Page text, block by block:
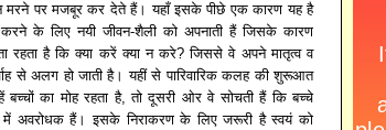
मरने पर मजबूर कर देते हैं। यहाँ इसके पीछे एक कारण यह है
करने के लिए नयी जीवन-शैली को अपनाती हैं जिसके कारण
रहता है कि क्या करें क्या न करे? जिससे वे अपने मातृत्व व
से अलग हो जाती है। यहीं से पारिवारिक कलह की शुरूआत
बच्चों का मोह रहता है, तो दूसरी ओर वे सोचती हैं कि बच्चे
में अवरोधक हैं। इसके निराकरण के लिए जरूरी है स्वयं को